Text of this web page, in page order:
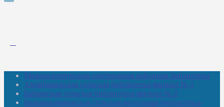
Межпоселенческая центральная районная библиотека
Амзибашевская сельская библиотека-филиал № 1
Бабаевская сельская библиотека-филиал № 2
Большекачаковская сельская модельная библиотека-